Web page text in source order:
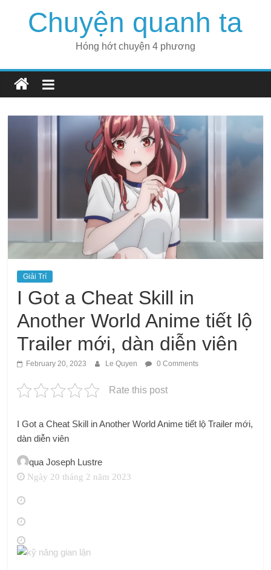
Chuyện quanh ta
Hóng hớt chuyện 4 phương
Giải Trí
I Got a Cheat Skill in
Another World Anime tiết lộ
Trailer mới, dàn diễn viên
February 20, 2023 Le Quyen 0 Comments
Rate this post
I Got a Cheat Skill in Another World Anime tiết lộ Trailer mới,
dàn diễn viên
quaJoseph Lustre
Ngày 20 tháng 2 năm 2023